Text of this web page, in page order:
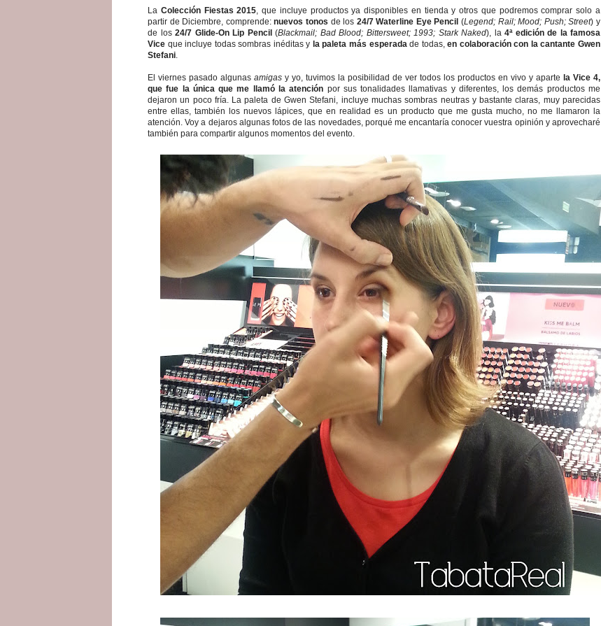
La Colección Fiestas 2015 , que incluye productos ya disponibles en tienda y otros que podremos comprar solo a
partir de Diciembre, comprende:nuevos tonos de los 24/7 Waterline Eye Pencil(Legend; Rail; Mood; Push; Street) y
de los 24/7 Glide-On Lip Pencil(Blackmail; Bad Blood; Bittersweet; 1993; Stark Naked), la 4ª edición de la famosa
Vice que incluye todas sombras inéditas y la paleta más esperada de todas,en colaboración con la cantante Gwen
Stefani
El viernes pasado algunas amigas y yo, tuvimos la posibilidad de ver todos los productos en vivo y aparte la Vice 4,
que fue la única que me llamó la atención por sus tonalidades llamativas y diferentes, los demás productos me
dejaron un poco fría. La paleta de Gwen Stefani, incluye muchas sombras neutras y bastante claras, muy parecidas
entre ellas, también los nuevos lápices, que en realidad es un producto que me gusta mucho, no me llamaron la
atención. Voy a dejaros algunas fotos de las novedades, porqué me encantaría conocer vuestra opinión y aprovecharé
también para compartir algunos momentos del evento.